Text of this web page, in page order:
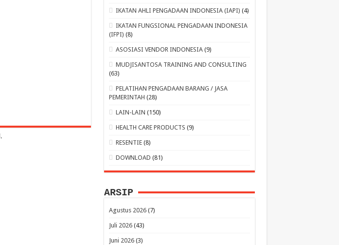
.
IKATAN AHLI PENGADAAN INDONESIA (IAPI) (4)
IKATAN FUNGSIONAL PENGADAAN INDONESIA
(IFPI) (8)
ASOSIASI VENDOR INDONESIA (9)
MUDJISANTOSA TRAINING AND CONSULTING
(63)
PELATIHAN PENGADAAN BARANG / JASA
PEMERINTAH (28)
LAIN-LAIN (150)
HEALTH CARE PRODUCTS (9)
RESENTIE (8)
DOWNLOAD (81)
ARSIP
Agustus 2026(7)
Juli 2026(43)
Juni 2026(3)